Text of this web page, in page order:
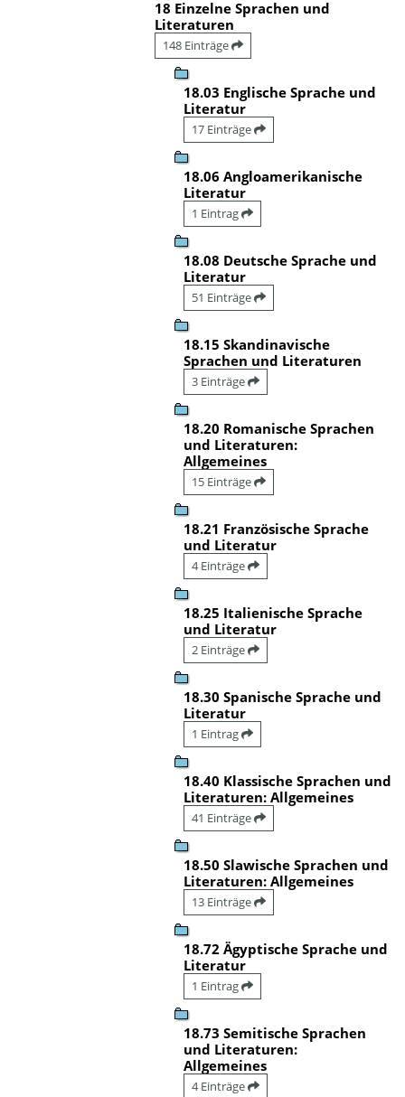
18 Einzelne Sprachen und
Literaturen
148 Einträge
18.03 Englische Sprache und
Literatur
17 Einträge
18.06 Angloamerikanische
Literatur
1 Eintrag
18.08 Deutsche Sprache und
Literatur
51 Einträge
18.15 Skandinavische
Sprachen und Literaturen
3 Einträge
18.20 Romanische Sprachen
und Literaturen:
Allgemeines
15 Einträge
18.21 Französische Sprache
und Literatur
4 Einträge
18.25 Italienische Sprache
und Literatur
2 Einträge
18.30 Spanische Sprache und
Literatur
1 Eintrag
18.40 Klassische Sprachen und
Literaturen: Allgemeines
41 Einträge
18.50 Slawische Sprachen und
Literaturen: Allgemeines
13 Einträge
18.72 Ägyptische Sprache und
Literatur
1 Eintrag
18.73 Semitische Sprachen
und Literaturen:
Allgemeines
4 Einträge